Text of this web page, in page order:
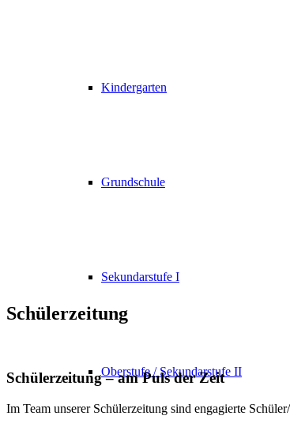
Kindergarten
Grundschule
Sekundarstufe I
Oberstufe / Sekundarstufe II
Schülerzeitung
Schülerzeitung – am Puls der Zeit
Im Team unserer Schülerzeitung sind engagierte